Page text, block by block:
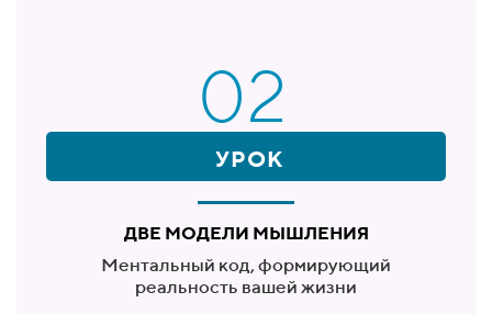
02
УРОК
ДВЕ МОДЕЛИ МЫШЛЕНИЯ
Ментальный код, формирующий
реальность вашей жизни